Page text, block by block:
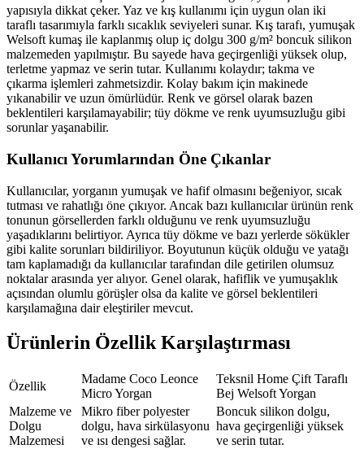
yapısıyla dikkat çeker. Yaz ve kış kullanımı için uygun olan iki
taraflı tasarımıyla farklı sıcaklık seviyeleri sunar. Kış tarafı, yumuşak
Welsoft kumaş ile kaplanmış olup iç dolgu 300 g/m² boncuk silikon
malzemeden yapılmıştır. Bu sayede hava geçirgenliği yüksek olup,
terletme yapmaz ve serin tutar. Kullanımı kolaydır; takma ve
çıkarma işlemleri zahmetsizdir. Kolay bakım için makinede
yıkanabilir ve uzun ömürlüdür. Renk ve görsel olarak bazen
beklentileri karşılamayabilir; tüy dökme ve renk uyumsuzluğu gibi
sorunlar yaşanabilir.
Kullanıcı Yorumlarından Öne Çıkanlar
Kullanıcılar, yorganın yumuşak ve hafif olmasını beğeniyor, sıcak
tutması ve rahatlığı öne çıkıyor. Ancak bazı kullanıcılar ürünün renk
tonunun görsellerden farklı olduğunu ve renk uyumsuzluğu
yaşadıklarını belirtiyor. Ayrıca tüy dökme ve bazı yerlerde sökükler
gibi kalite sorunları bildiriliyor. Boyutunun küçük olduğu ve yatağı
tam kaplamadığı da kullanıcılar tarafından dile getirilen olumsuz
noktalar arasında yer alıyor. Genel olarak, hafiflik ve yumuşaklık
açısından olumlu görüşler olsa da kalite ve görsel beklentileri
karşılamağına dair eleştiriler mevcut.
Ürünlerin Özellik Karşılaştırması
Özellik
Madame Coco Leonce
Micro Yorgan
Teksnil Home Çift Taraflı
Bej Welsoft Yorgan
Malzeme ve
Dolgu
Malzemesi
Mikro fiber polyester
dolgu, hava sirkülasyonu
ve ısı dengesi sağlar.
Boncuk silikon dolgu,
hava geçirgenliği yüksek
ve serin tutar.